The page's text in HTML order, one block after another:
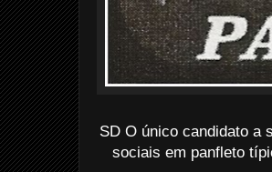
SD O único candidato a
sociais em panfleto